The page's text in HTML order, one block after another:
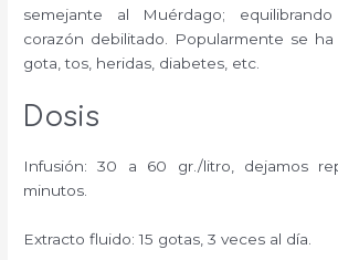
semejante al Muérdago;
corazón debilitado. Popularmente se ha
gota, tos, heridas, diabetes, etc.
Dosis
Infusión: 30 a 60 gr./litro, dejamos
minutos.
Extracto fluido: 15 gotas, 3 veces al día.